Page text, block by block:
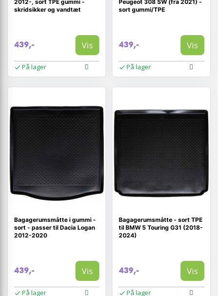
2012-, sort TPE gummi -
skridsikker og vandtæt
439,- Vis
På lager
Peugeot 308 SW (fra 2021) -
sort gummi/TPE
439,- Vis
På lager
Bagagerumsmåtte i gummi -
sort - passer til Dacia Logan
2012-2020
439,- Vis
På lager
Bagagerumsmåtte - sort TPE
til BMW 5 Touring G31 (2018-
2024)
439,- Vis
På lager